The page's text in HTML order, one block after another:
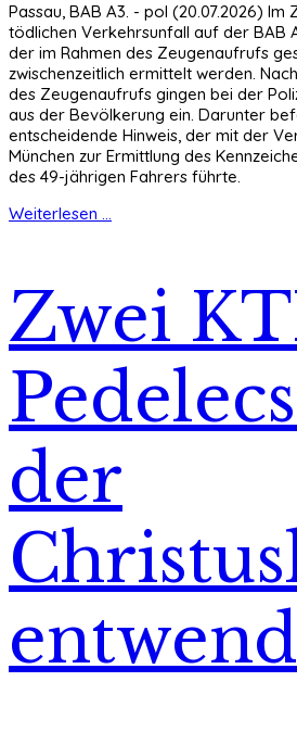
Passau, BAB A3. - pol (20.07.2026) Im
tödlichen Verkehrsunfall auf der BAB
der im Rahmen des Zeugenaufrufs
zwischenzeitlich ermittelt werden.
des Zeugenaufrufs gingen bei der
aus der Bevölkerung ein. Darunter
entscheidende Hinweis, der mit der
München zur Ermittlung des
des 49-jährigen Fahrers führte.
Weiterlesen ...
Zwei
der